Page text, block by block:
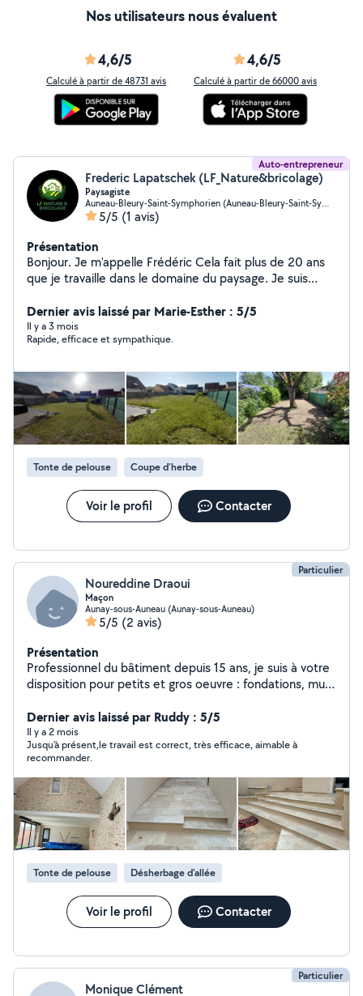
Nos utilisateurs nous évaluent
4,6/5
Calculé à partir de 48731 avis
4,6/5
Calculé à partir de 66000 avis
Auto-entrepreneur
Frederic Lapatschek (LF_Nature&bricolage)
Paysagiste
Auneau-Bleury-Saint-Symphorien (Auneau-Bleury-Saint-Symphorien)
5/5 (1 avis)
Présentation
Bonjour. Je m'appelle Frédéric Cela fait plus de 20 ans
que je travaille dans le domaine du paysage. Je suis
réaliser tous types de travaux dans votre jardin, de
l'entretien à la création ou à l'embellissement de votre
paradis. (Terrasse, muret, clôture, allée, pavage) Je
mon expérience que j ai pu avoir en tant que
conducteur d engins . Nettoyage de terrasses et d
allées Petit bricolage Pour toutes demandes n hésitez
pas me contacter .
Dernier avis laissé par Marie-Esther : 5/5
Il y a 3 mois
Rapide, efficace et sympathique.
Tonte de pelouse Coupe d'herbe
Voir le profil Contacter
Particulier
Noureddine Draoui
Maçon
Aunay-sous-Auneau (Aunay-sous-Auneau)
5/5 (2 avis)
Présentation
Professionnel du bâtiment depuis 15 ans, je suis à votre
disposition pour petits et gros oeuvre : fondations, murs
etc. Second œuvre : carreleur, plaquiste, façades,
peintre Jardinage : tonte et taille des haies.
Dernier avis laissé par Ruddy : 5/5
Il y a 2 mois
Jusqu'à présent,le travail est correct, très efficace, aimable à
recommander.
Tonte de pelouse Désherbage d'allée
Voir le profil Contacter
Particulier
Monique Clément